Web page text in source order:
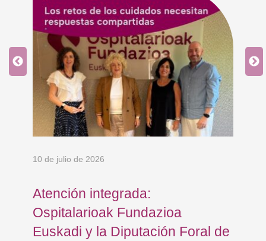
10 de julio de 2026
Atención integrada:
Ospitalarioak Fundazioa
Euskadi y la Diputación Foral de